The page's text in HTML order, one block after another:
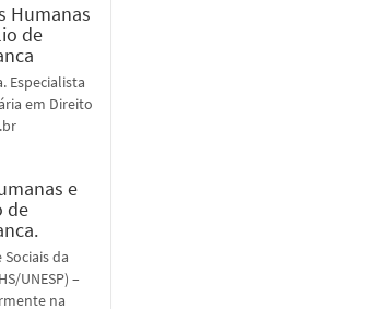
Humanas
de
Especialista
em Direito
e
de
da
UNESP) –
na